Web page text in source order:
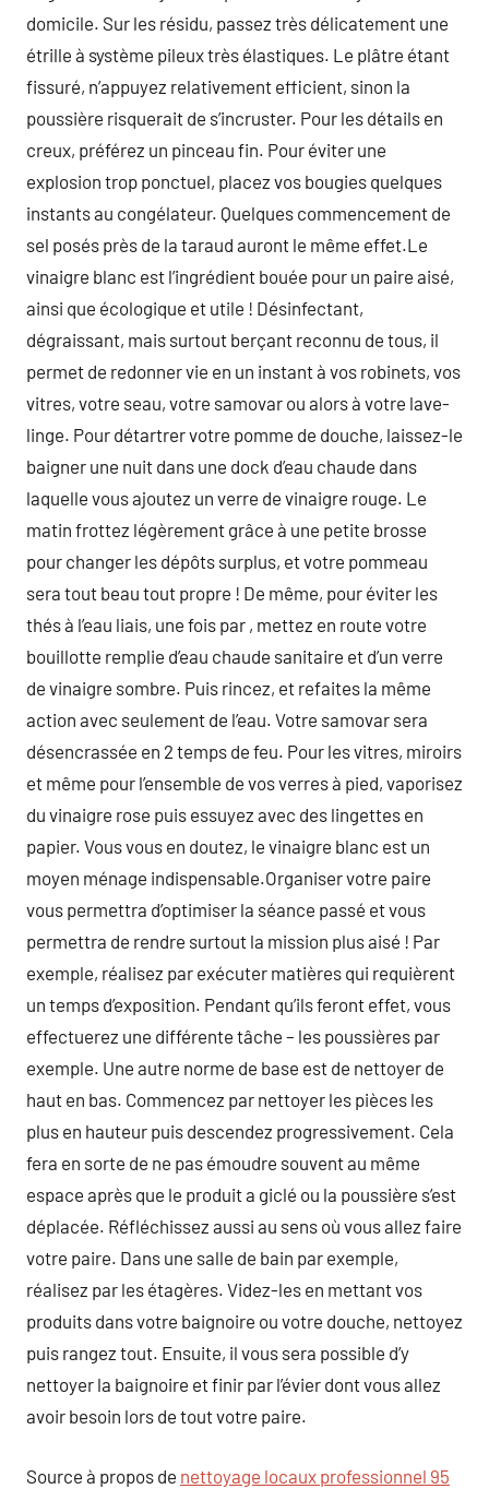
domicile. Sur les résidu, passez très délicatement une
étrille à système pileux très élastiques. Le plâtre étant
fissuré, n’appuyez relativement efficient, sinon la
poussière risquerait de s’incruster. Pour les détails en
creux, préférez un pinceau fin. Pour éviter une
explosion trop ponctuel, placez vos bougies quelques
instants au congélateur. Quelques commencement de
sel posés près de la taraud auront le même effet.Le
vinaigre blanc est l’ingrédient bouée pour un paire aisé,
ainsi que écologique et utile ! Désinfectant,
dégraissant, mais surtout berçant reconnu de tous, il
permet de redonner vie en un instant à vos robinets, vos
vitres, votre seau, votre samovar ou alors à votre lave-
linge. Pour détartrer votre pomme de douche, laissez-le
baigner une nuit dans une dock d’eau chaude dans
laquelle vous ajoutez un verre de vinaigre rouge. Le
matin frottez légèrement grâce à une petite brosse
pour changer les dépôts surplus, et votre pommeau
sera tout beau tout propre ! De même, pour éviter les
thés à l’eau liais, une fois par , mettez en route votre
bouillotte remplie d’eau chaude sanitaire et d’un verre
de vinaigre sombre. Puis rincez, et refaites la même
action avec seulement de l’eau. Votre samovar sera
désencrassée en 2 temps de feu. Pour les vitres, miroirs
et même pour l’ensemble de vos verres à pied, vaporisez
du vinaigre rose puis essuyez avec des lingettes en
papier. Vous vous en doutez, le vinaigre blanc est un
moyen ménage indispensable.Organiser votre paire
vous permettra d’optimiser la séance passé et vous
permettra de rendre surtout la mission plus aisé ! Par
exemple, réalisez par exécuter matières qui requièrent
un temps d’exposition. Pendant qu’ils feront effet, vous
effectuerez une différente tâche – les poussières par
exemple. Une autre norme de base est de nettoyer de
haut en bas. Commencez par nettoyer les pièces les
plus en hauteur puis descendez progressivement. Cela
fera en sorte de ne pas émoudre souvent au même
espace après que le produit a giclé ou la poussière s’est
déplacée. Réfléchissez aussi au sens où vous allez faire
votre paire. Dans une salle de bain par exemple,
réalisez par les étagères. Videz-les en mettant vos
produits dans votre baignoire ou votre douche, nettoyez
puis rangez tout. Ensuite, il vous sera possible d’y
nettoyer la baignoire et finir par l’évier dont vous allez
avoir besoin lors de tout votre paire.
Source à propos de nettoyage locaux professionnel 95